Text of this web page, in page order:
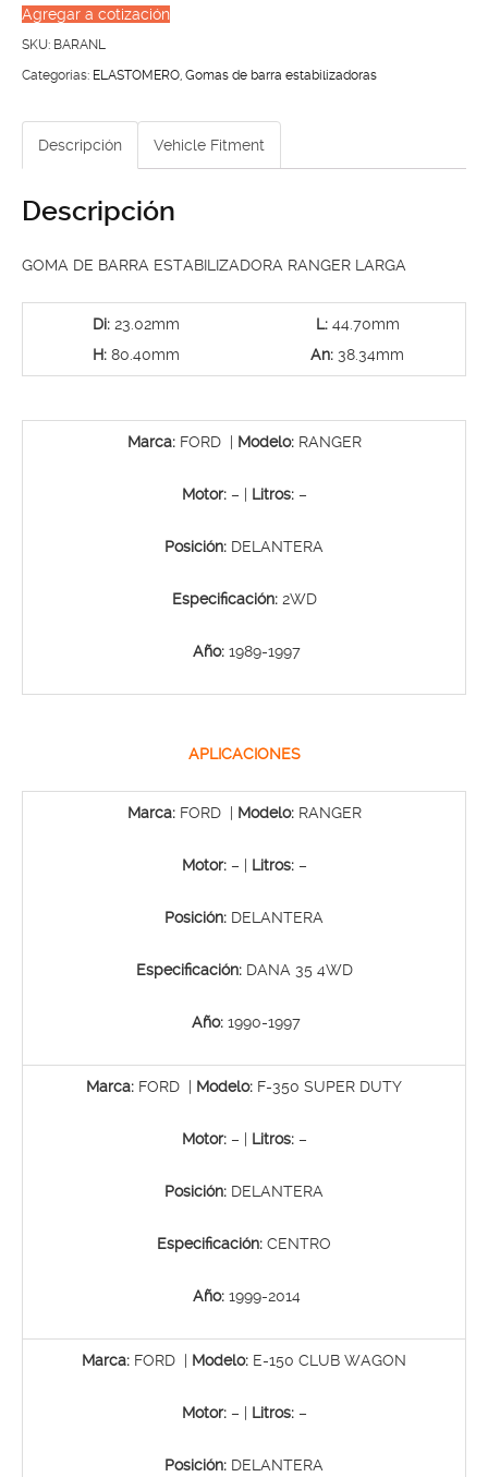
BARRA
ESTABILIZADORA
RANGER
Agregar a cotización
SKU: BARANL
Categorías: ELASTOMERO, Gomas de barra estabilizadoras
Descripción Vehicle Fitment
Descripción
GOMA DE BARRA ESTABILIZADORA RANGER LARGA
Di: 23.02mm
H: 80.40mm
L:44.70mm
An: 38.34mm
Marca:FORD | Modelo: RANGER
Motor:– | Litros:–
Posición: DELANTERA
Especificación: 2WD
Año:1989-1997
APLICACIONES
Marca:FORD | Modelo: RANGER
Motor:– | Litros:–
Posición: DELANTERA
Especificación: DANA 35 4WD
Año: 1990-1997
Marca: FORD | Modelo: F-350 SUPER DUTY
Motor:– | Litros:–
Posición: DELANTERA
Especificación: CENTRO
Año:1999-2014
Marca: FORD | Modelo: E-150 CLUB WAGON
Motor:– | Litros:–
Posición: DELANTERA